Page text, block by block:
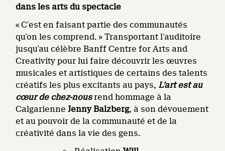
dans les arts du spectacle
« C’est en faisant partie des communautés
qu’on les comprend. » Transportant l’auditoire
jusqu’au célèbre Banff Centre for Arts and
Creativity pour lui faire découvrir les œuvres
musicales et artistiques de certains des talents
créatifs les plus excitants au pays, L’art est au
cœur de chez-nousrend hommage à la
CalgarienneJenny Balzberg, à son dévouement
et au pouvoir de la communauté et de la
créativité dans la vie des gens.